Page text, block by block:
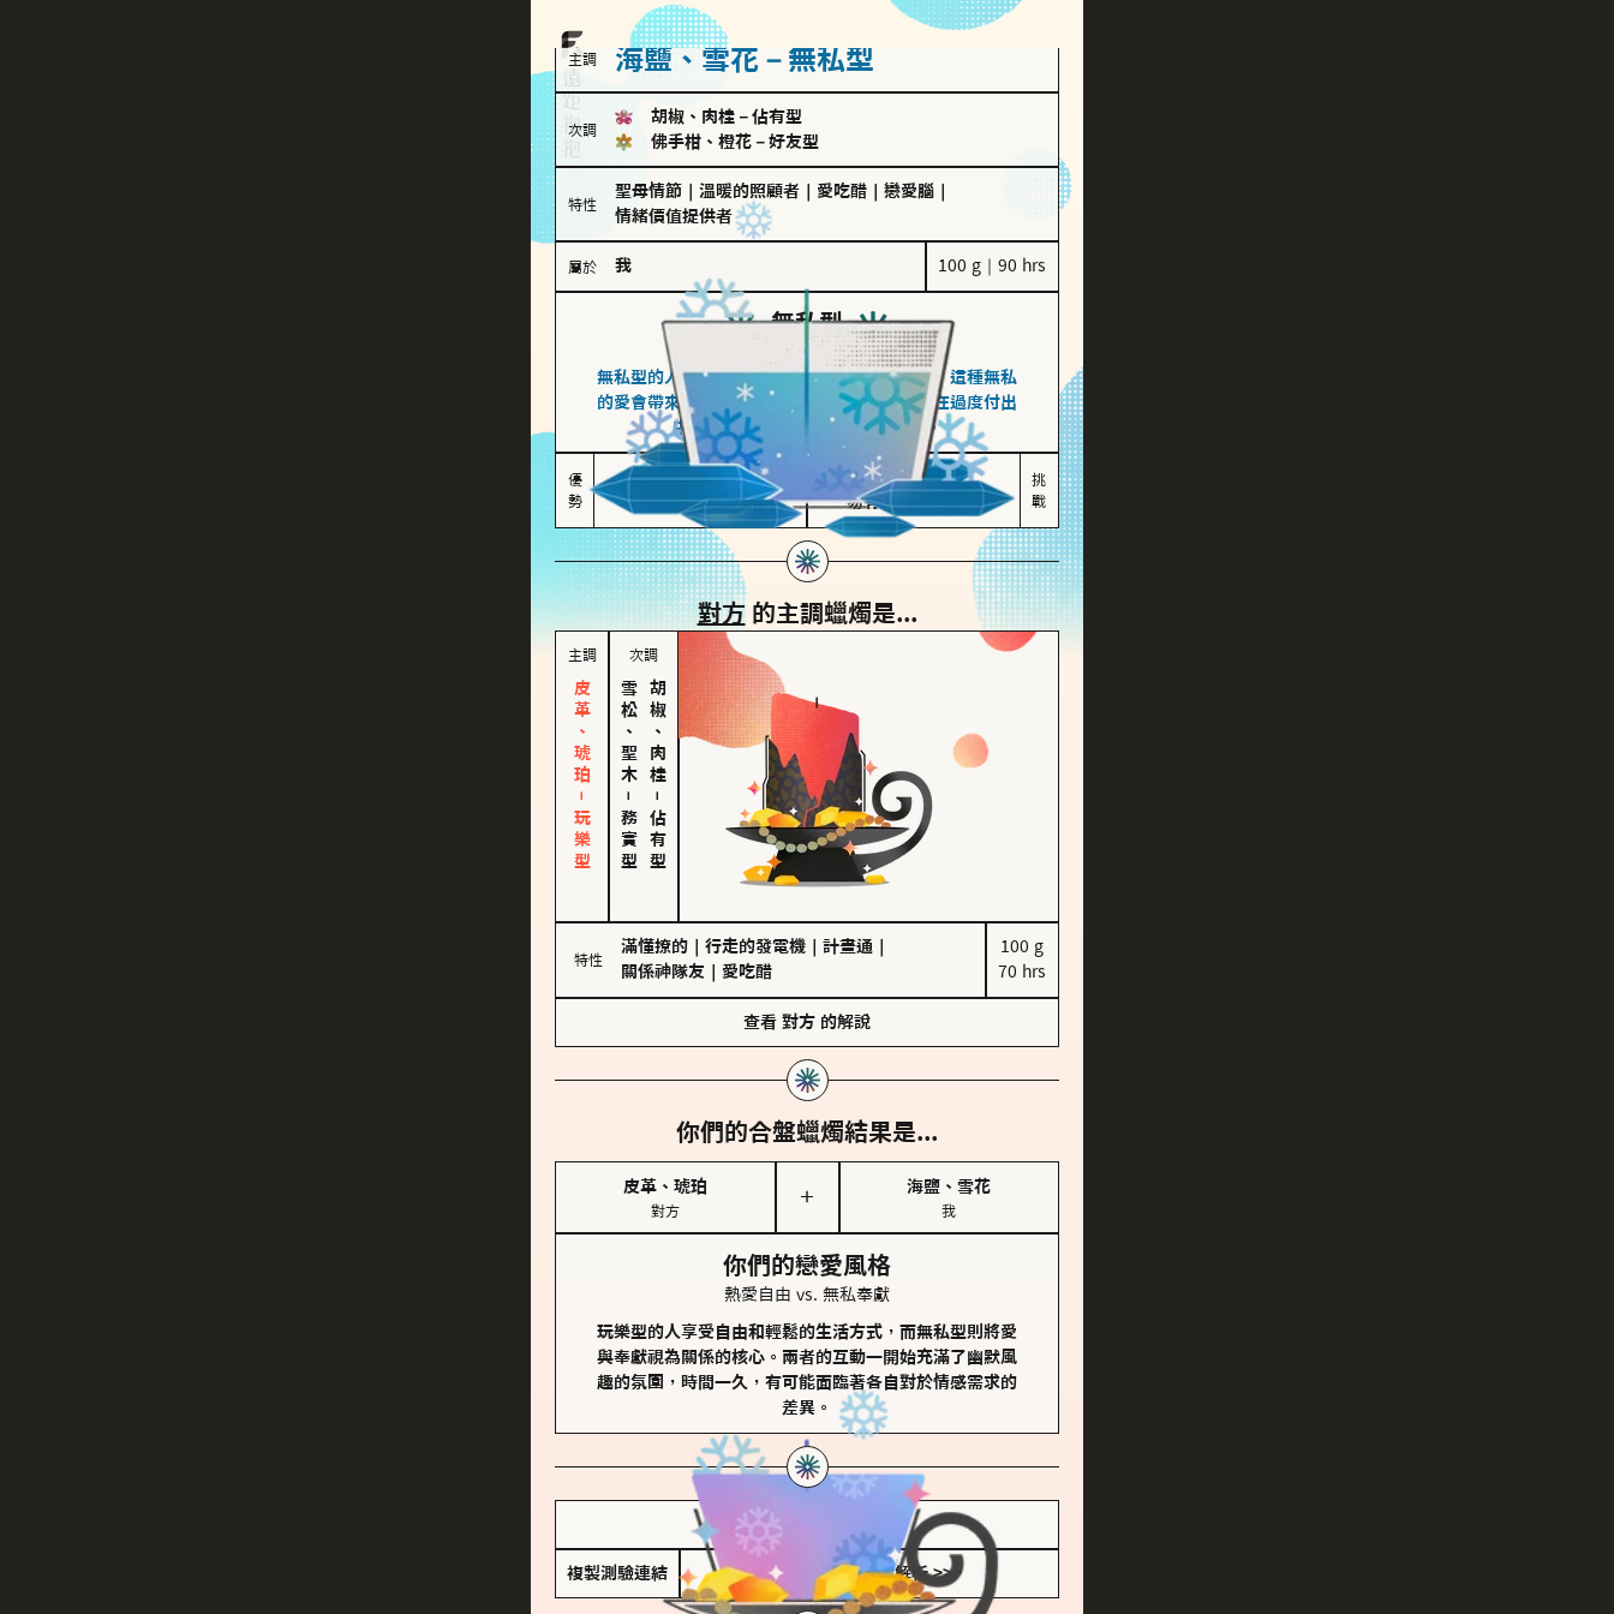
主調 海鹽、雪花－無私型
次調
胡椒、肉桂 － 佔有型
佛手柑、橙花 － 好友型
特性
聖母情節 溫暖的照顧者 愛吃醋 戀愛腦
情緒價值提供者
屬於 我 100 g｜90 hrs
無私型
海鹽、雪花
無私型的人傾向用心呵護、滿足另一半的需求，這種無私
的愛會帶來緊密的關係連結，但也可能讓他們在過度付出
中迷失自我，忽略自己真正的需求。
優
勢
無私奉獻
讓伴侶感受到關懷
較難設立界線
易有強烈情感依賴
挑
戰
對方的主調蠟燭是...
主調
皮革、琥珀－玩樂型
次調
雪松、聖木
－
務實型
胡椒、肉桂
－
佔有型
特性
滿懂撩的 行走的發電機 計畫通
關係神隊友
愛吃醋
100 g
70 hrs
查看 對方 的解說
你們的合盤蠟燭結果是...
皮革、琥珀
對方
＋
海鹽、雪花
我
你們的戀愛風格
熱愛自由 vs. 無私奉獻
玩樂型的人享受自由和輕鬆的生活方式，而無私型則將愛
與奉獻視為關係的核心。兩者的互動一開始充滿了幽默風
趣的氛圍，時間一久，有可能面臨著各自對於情感需求的
差異。
儲存我的結果圖
複製測驗連結 查看香氛類型全解析 >>>